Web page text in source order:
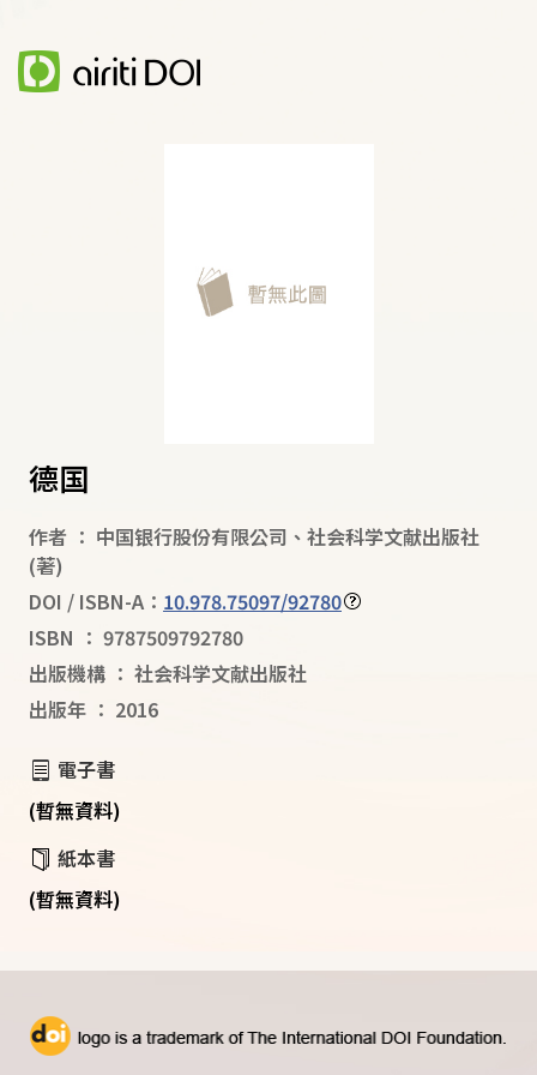
德国
作者 ： 中国银行股份有限公司 、 社会科学文献出版社
(著)
DOI / ISBN-A： 10.978.75097/92780
ISBN ： 9787509792780
出版機構 ： 社会科学文献出版社
出版年 ： 2016
電子書
(暫無資料)
紙本書
(暫無資料)